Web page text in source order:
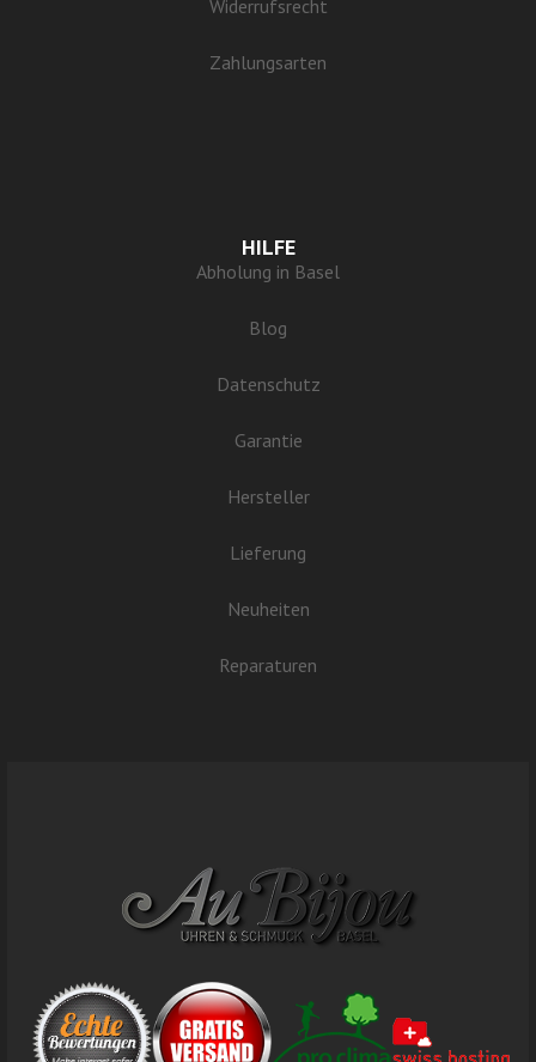
Widerrufsrecht
Zahlungsarten
HILFE
Abholung in Basel
Blog
Datenschutz
Garantie
Hersteller
Lieferung
Neuheiten
Reparaturen